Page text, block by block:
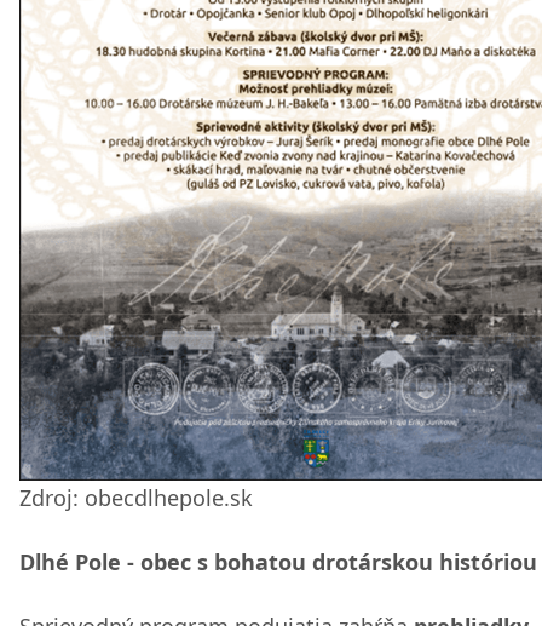
Zdroj: obecdlhepole.sk
Dlhé Pole - obec s bohatou drotárskou históriou